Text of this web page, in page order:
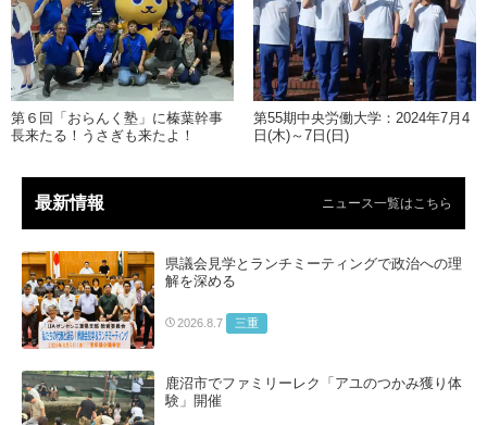
第６回「おらんく塾」に榛葉幹事
長来たる！うさぎも来たよ！
第55期中央労働大学：2024年7月4
日(木)～7日(日)
最新情報 ニュース一覧はこちら
県議会見学とランチミーティングで政治への理
解を深める
2026.8.7 三重
鹿沼市でファミリーレク「アユのつかみ獲り体
験」開催